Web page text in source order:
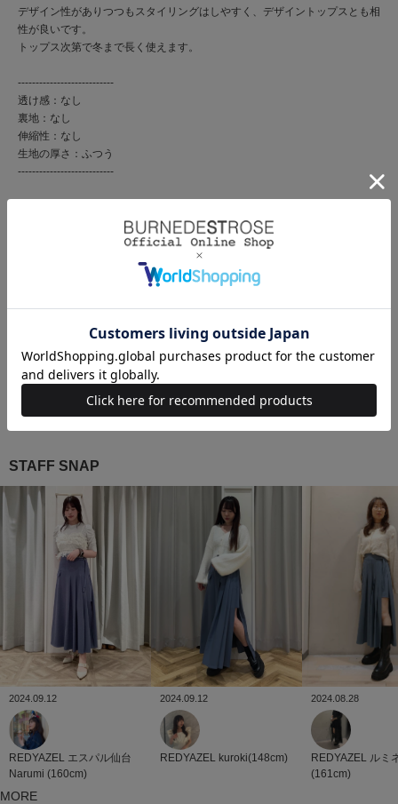
20022422500018 80 01
REDYAZEL（レディアゼル）
サイズ
S(01)：着丈88cm ウエスト62cm ヒップ95.5cm
M(02)：着丈90cm ウエスト65cm ヒップ98.5cm
STAFF SNAP
2024.09.12
REDYAZEL エスパル仙台
Narumi (160cm)
2024.09.12
REDYAZEL kuroki(148cm)
2024.08.28
REDYAZEL ルミ
(161cm)
MORE
デザイン性がありつつもスタイリングはしやすく、デザイントップスとも相
性が良いです。
トップス次第で冬まで長く使えます。
---------------------------
透け感：なし
裏地：なし
伸縮性：なし
生地の厚さ：ふつう
---------------------------